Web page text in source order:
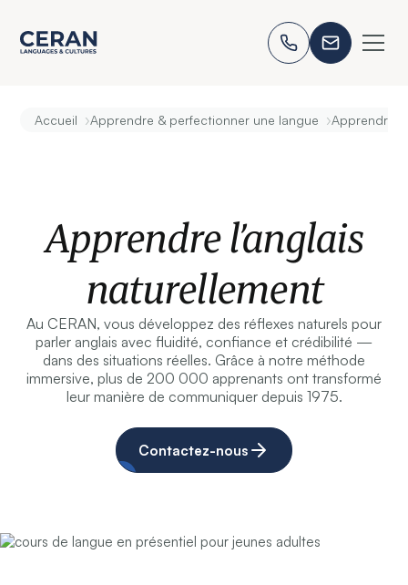
Accueil ›Apprendre & perfectionner une langue ›Apprendre
Apprendre l’anglais
naturellement
Au CERAN, vous développez des réflexes naturels pour
parler anglais avec fluidité, confiance et crédibilité —
dans des situations réelles. Grâce à notre méthode
immersive, plus de 200 000 apprenants ont transformé
leur manière de communiquer depuis 1975.
Contactez-nous